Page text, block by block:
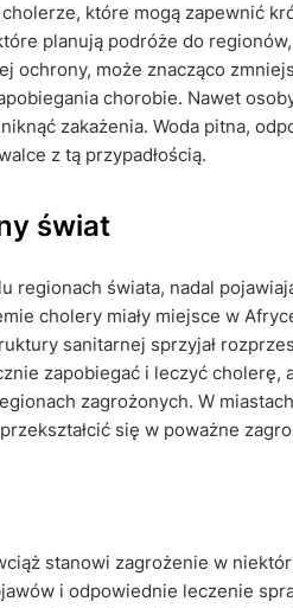
które mogą zapewnić
planują podróże do
ochrony, może znacząco
chorobie. Nawet
zakażenia. Woda pitna,
z tą przypadłością.
świat
regionach świata, nadal
cholery miały miejsce w
sanitarnej sprzyjał
zapobiegać i leczyć
zagrożonych. W
się w poważne
stanowi zagrożenie w
i odpowiednie leczenie